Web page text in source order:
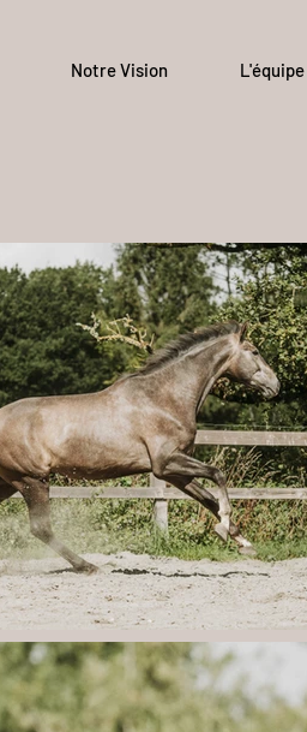
Notre Vision L'équipe